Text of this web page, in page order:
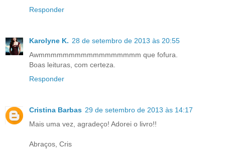
Responder
Karolyne K. 28 de setembro de 2013 às 20:55
Awmmmmmmmmmmmmmmmmm que fofura.
Boas leituras, com certeza.
Responder
Cristina Barbas 29 de setembro de 2013 às 14:17
Mais uma vez, agradeço! Adorei o livro!!
Abraços, Cris